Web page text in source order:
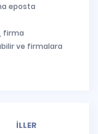
eposta
firma
ve firmalara
İLLER